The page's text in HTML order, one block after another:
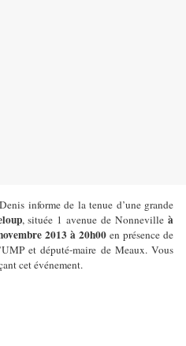
informe de la tenue d’une grande
, située 1 avenue de Nonnevilleà
2013 à 20h00 en présence de
et député-maire de Meaux. Vous
cet événement.